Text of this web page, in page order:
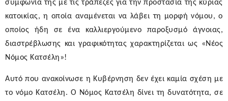
συμφωνία της με τις τράπεζες για την προστασία της κύριας
κατοικίας, η οποία αναμένεται να λάβει τη μορφή νόμου, ο
οποίος ήδη σε ένα καλλιεργούμενο παροξυσμό άγνοιας,
διαστρέβλωσης και γραφικότητας χαρακτηρίζεται ως «Νέος
Νόμος Κατσέλη»!
Αυτό που ανακοίνωσε η Κυβέρνηση δεν έχει καμία σχέση με
το νόμο Κατσέλη. Ο Νόμος Κατσέλη δίνει τη δυνατότητα, σε